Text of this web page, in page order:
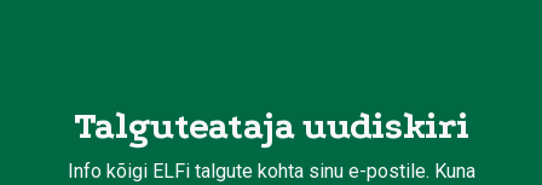
Talguteataja uudiskiri
Info kõigi ELFi talgute kohta sinu e-postile. Kuna